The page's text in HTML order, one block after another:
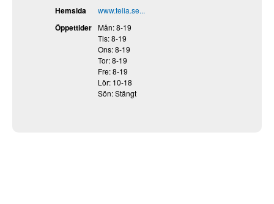
Hemsida www.telia.se...
Öppettider
Mån: 8-19
Tis: 8-19
Ons: 8-19
Tor: 8-19
Fre: 8-19
Lör: 10-18
Sön: Stängt